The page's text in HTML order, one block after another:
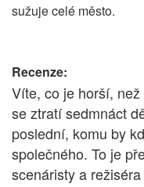
sužuje celé město.
Recenze:
Víte, co je horší,
se ztratí sedmnáct
poslední, komu by
společného. To je
scenáristy a